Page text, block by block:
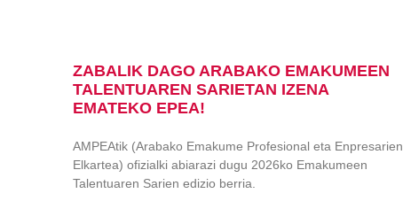
ZABALIK DAGO ARABAKO EMAKUMEEN
TALENTUAREN SARIETAN IZENA
EMATEKO EPEA!
AMPEAtik (Arabako Emakume Profesional eta Enpresarien
Elkartea) ofizialki abiarazi dugu 2026ko Emakumeen
Talentuaren Sarien edizio berria.